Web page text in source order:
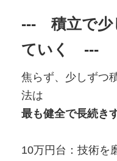
--- 積立で少
ていく ---
焦らず、少しずつ
法は
最も健全で長続き
10万円台：技術を